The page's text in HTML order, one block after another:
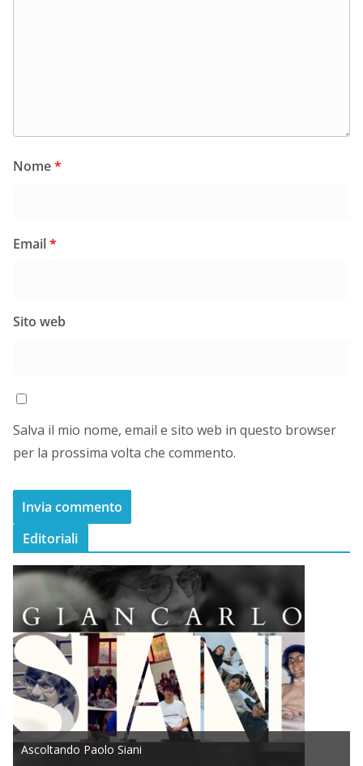
Nome*
Email*
Sito web
Salva il mio nome, email e sito web in questo browser
per la prossima volta che commento.
Editoriali
Ascoltando Paolo Siani